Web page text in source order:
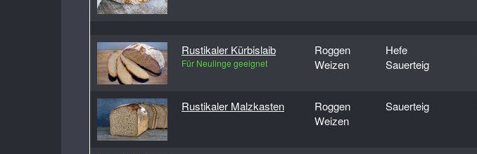
Rustikaler Kürbislaib
Für Neulinge geeignet
Roggen
Weizen
Hefe
Sauerteig
Rustikaler Malzkasten
Roggen
Weizen
Sauerteig